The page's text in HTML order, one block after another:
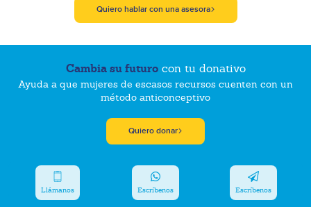
Quiero hablar con una asesora
Cambia su futurocon tu donativo
Ayuda a que mujeres de escasos recursos cuenten con un
método anticonceptivo
Quiero donar
Llámanos Escríbenos Escríbenos